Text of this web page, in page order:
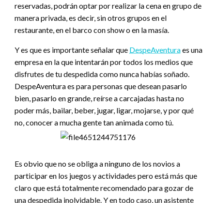
reservadas, podrán optar por realizar la cena en grupo de
manera privada, es decir, sin otros grupos en el
restaurante, en el barco con show o en la masía.
Y es que es importante señalar que DespeAventuraes una
empresa en la que intentarán por todos los medios que
disfrutes de tu despedida como nunca habías soñado.
DespeAventura es para personas que desean pasarlo
bien, pasarlo en grande, reírse a carcajadas hasta no
poder más, bailar, beber, jugar, ligar, mojarse, y por qué
no, conocer a mucha gente tan animada como tú.
Es obvio que no se obliga a ninguno de los novios a
participar en los juegos y actividades pero está más que
claro que está totalmente recomendado para gozar de
una despedida inolvidable. Y en todo caso, un asistente